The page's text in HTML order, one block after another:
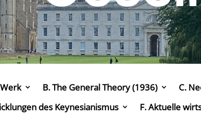
B. The General Theory (1936)
C.
des Keynesianismus F. Aktuelle